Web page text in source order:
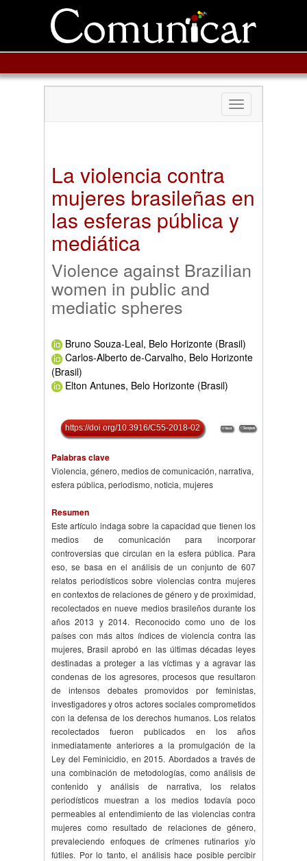
Toggle
navigation
La violencia contra
mujeres brasileñas en
las esferas pública y
mediática
Violence against Brazilian
women in public and
mediatic spheres
Bruno Souza-Leal, Belo Horizonte (Brasil)
Carlos-Alberto de-Carvalho, Belo Horizonte
(Brasil)
Elton Antunes, Belo Horizonte (Brasil)
https://doi.org/10.3916/C55-2018-02
Palabras clave
Violencia, género, medios de comunicación, narrativa,
esfera pública, periodismo, noticia, mujeres
Resumen
Este artículo indaga sobre la capacidad que tienen los
medios de comunicación para incorporar
controversias que circulan en la esfera pública. Para
eso, se basa en el análisis de un conjunto de 607
relatos periodísticos sobre violencias contra mujeres
en contextos de relaciones de género y de proximidad,
recolectados en nueve medios brasileños durante los
años 2013 y 2014. Reconocido como uno de los
países con más altos índices de violencia contra las
mujeres, Brasil aprobó en las últimas décadas leyes
destinadas a proteger a las víctimas y a agravar las
condenas de los agresores, procesos que resultaron
de intensos debates promovidos por feministas,
investigadores y otros actores sociales comprometidos
con la defensa de los derechos humanos. Los relatos
recolectados fueron publicados en los años
inmediatamente anteriores a la promulgación de la
Ley del Feminicidio, en 2015. Abordados a través de
una combinación de metodologías, como análisis de
contenido y análisis de narrativa, los relatos
periodísticos muestran a los medios todavía poco
permeables al entendimiento de las violencias contra
mujeres como resultado de relaciones de género,
prevaleciendo enfoques de crímenes rutinarios y/o
fútiles. Por lo tanto, el análisis hace posible percibir